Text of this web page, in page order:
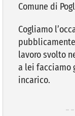
Comune di
Cogliamo
lavoro svolto
a lei facciamo
incarico.